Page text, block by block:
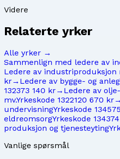
Videre
Relaterte yrker
Alle yrker →
Sammenlign med ledere av
Ledere av industriproduksjon
kr→ Ledere av bygge- og
132373 140 kr→ Ledere av
mv.Yrkeskode 1322120 670 kr→
undervisningYrkeskode 1345
eldreomsorgYrkeskode 1343
produksjon og tjenesteyting
Vanlige spørsmål